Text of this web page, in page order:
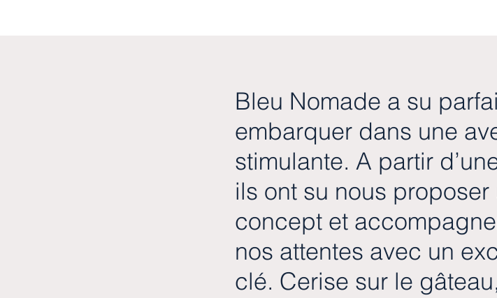
Bleu Nomade a su
embarquer dans une
stimulante. A partir
ils ont su nous
concept et
nos attentes avec un
clé. Cerise sur le